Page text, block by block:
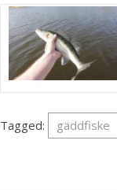
Tagged: gäddfiske